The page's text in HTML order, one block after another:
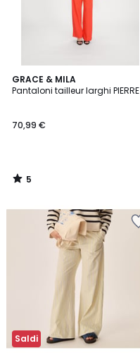
GRACE & MILA
Pantaloni tailleur larghi PIERRE
70,99 €
5
/
5
/
Saldi